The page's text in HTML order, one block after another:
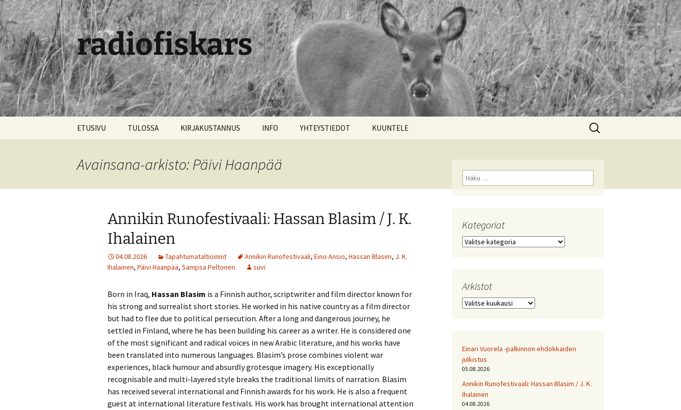
radiofiskars
ETUSIVU TULOSSA KIRJAKUSTANNUS INFO YHTEYSTIEDOT KUUNTELE
Haku:
Avainsana-arkisto: Päivi Haanpää
Annikin Runofestivaali: Has­san Bla­sim / J. K.
Ihalainen
04.08.2026 Tapahtumataltioinnit Annikin Runofestivaali, Eino Ansio, Has­san Bla­sim, J. K.
Ihalainen, Päivi Haanpää, Sampsa Peltonen suvi
Born in Iraq, Hassan Blasim is a Finnish author, scriptwriter and film director known for
his strong and surrealist short stories. He worked in his native country as a film director
but had to flee due to political persecution. After a long and dangerous journey, he
settled in Finland, where he has been building his career as a writer. He is considered one
of the most significant and radical voices in new Arabic literature, and his works have
been translated into numerous languages. Blasim’s prose combines violent war
experiences, black humour and absurdly grotesque imagery. His exceptionally
recognisable and multi-layered style breaks the traditional limits of narration. Blasim
has received several international and Finnish awards for his work. He is also a frequent
guest at international literature festivals. His work has brought international attention
Haku:
Kategoriat
Kategoriat
Arkistot
Arkistot
Einari Vuorela -palkinnon ehdokkaiden
julkistus
05.08.2026
Annikin Runofestivaali: Has­san Bla­sim / J. K.
Ihalainen
04.08.2026